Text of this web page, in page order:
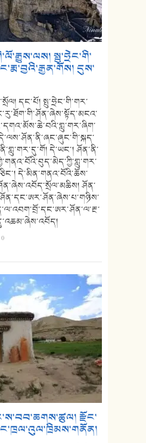
སྤུ་ཧྲེང་གི་
དུས་
དང་པོ། སྤུ་ཧྲེང་གི་གར་
དེ་ཡང་། ཤོན་ནི་
དེ་མིན་གནའ་བོའི་ཆོས་
ཤོན་
0
རྫོང་